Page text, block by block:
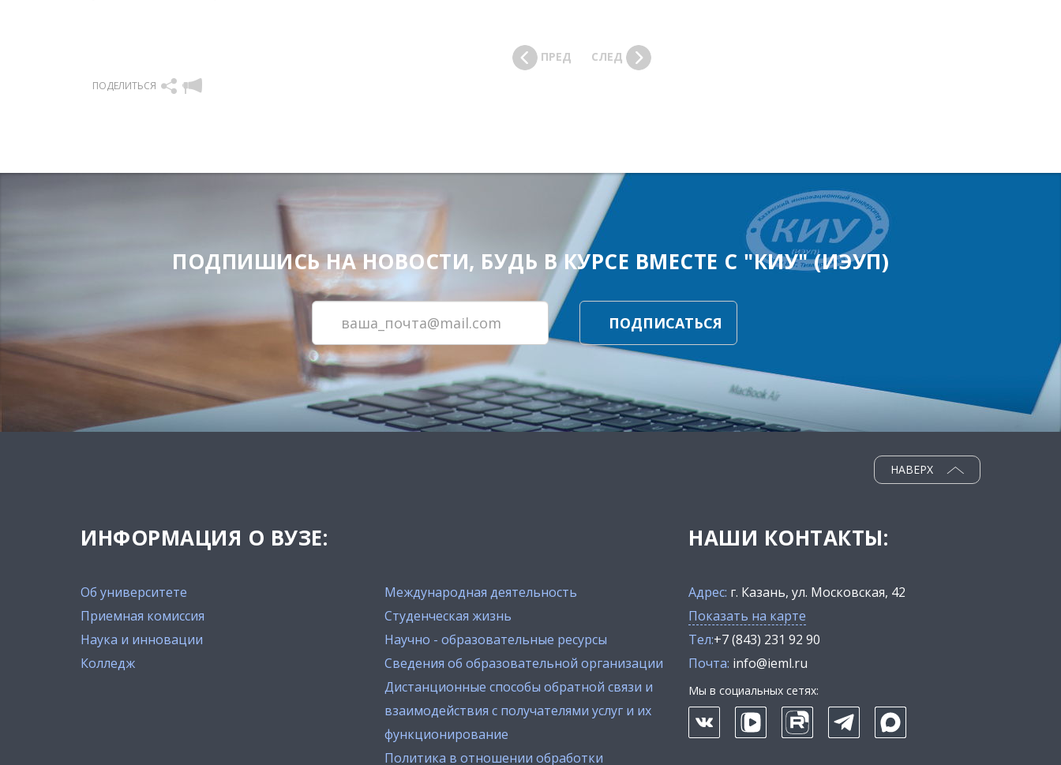
ПОДЕЛИТЬСЯ
ПРЕД СЛЕД
ПОДПИШИСЬ НА НОВОСТИ, БУДЬ В КУРСЕ ВМЕСТЕ С "КИУ" (ИЭУП)
ПОДПИСАТЬСЯ
ИНФОРМАЦИЯ О ВУЗЕ:
Об университете
Приемная комиссия
Наука и инновации
Колледж
Международная деятельность
Студенческая жизнь
Научно - образовательные ресурсы
Сведения об образовательной организации
Дистанционные способы обратной связи и
взаимодействия с получателями услуг и их
функционирование
Политика в отношении обработки
НАВЕРХ
НАШИ КОНТАКТЫ:
Адрес: г. Казань, ул. Московская, 42
Показать на карте
Тел:+7 (843) 231 92 90
Почта: info@ieml.ru
Мы в социальных сетях: